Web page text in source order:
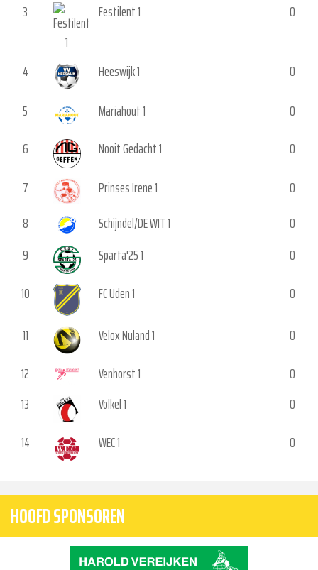
3
Festilent 1 0
4 Heeswijk 1
0
5
Mariahout 1
0
6
Nooit Gedacht 1
0
7
Prinses Irene 1
0
8
Schijndel/DE WIT 1
0
9
Sparta'25 1
0
10
FC Uden 1
0
11
Velox Nuland 1
0
12
Venhorst 1
0
13
Volkel 1
0
14
WEC 1 0
HOOFD SPONSOREN